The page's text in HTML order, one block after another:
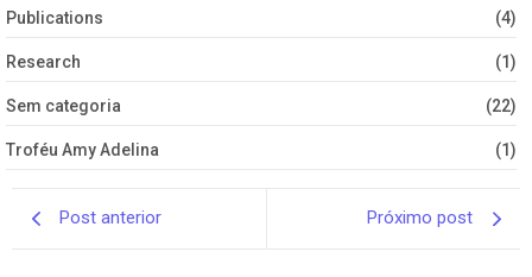
Publications (4)
Research (1)
Sem categoria (22)
Troféu Amy Adelina (1)
Post anterior Próximo post